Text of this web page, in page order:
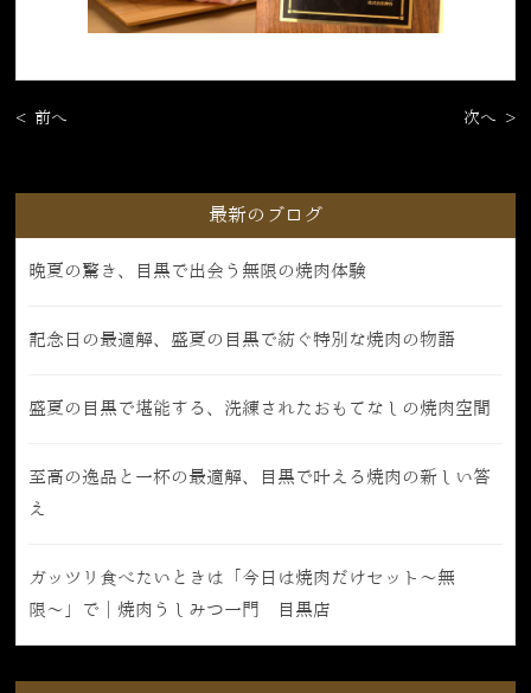
< 前へ 次へ >
最新のブログ
晩夏の驚き、目黒で出会う無限の焼肉体験
記念日の最適解、盛夏の目黒で紡ぐ特別な焼肉の物語
盛夏の目黒で堪能する、洗練されたおもてなしの焼肉空間
至高の逸品と一杯の最適解、目黒で叶える焼肉の新しい答
え
ガッツリ食べたいときは「今日は焼肉だけセット〜無
限〜」で｜焼肉うしみつ一門 目黒店